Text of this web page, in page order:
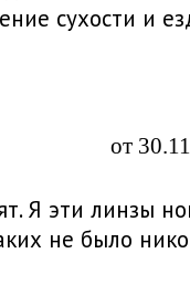
сухости и
от
Я эти линзы
не было